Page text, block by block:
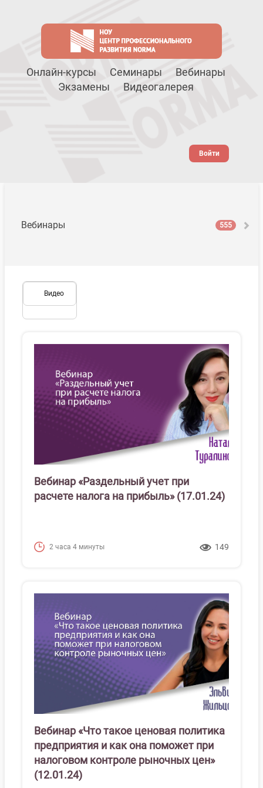
Онлайн-курсы Семинары
Вебинары
Экзамены
Видеогалерея
Войти
Вебинары 555
Видео
Вебинар «Раздельный учет при
расчете налога на прибыль» (17.01.24)
2 часа 4 минуты 149
Вебинар «Что такое ценовая политика
предприятия и как она поможет при
налоговом контроле рыночных цен»
(12.01.24)